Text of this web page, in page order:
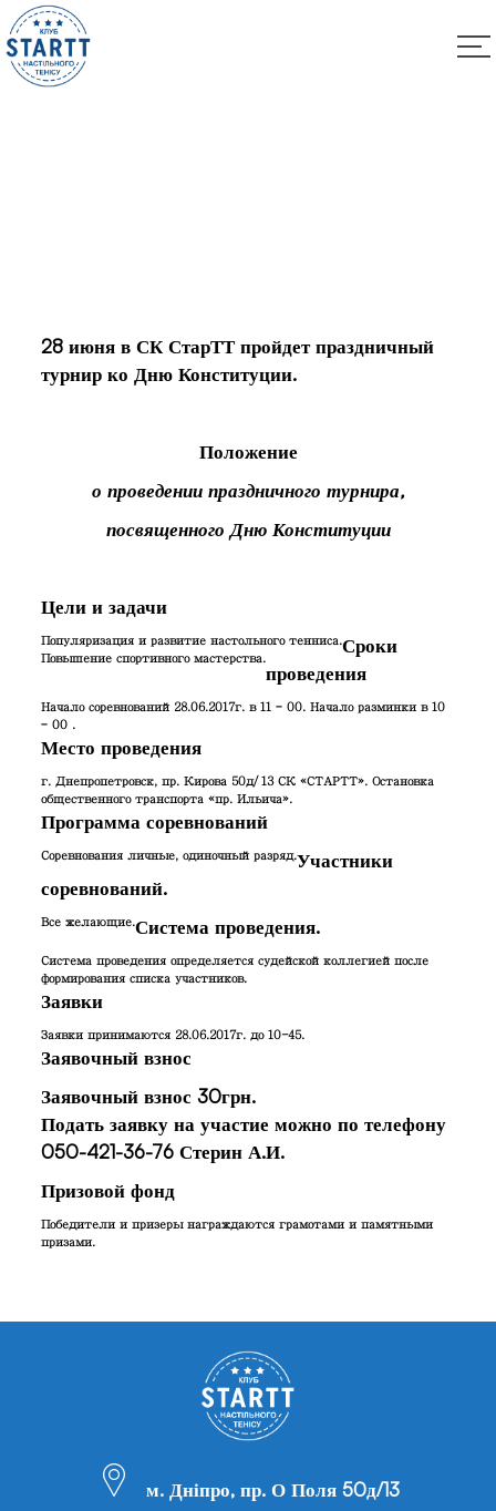
28 июня в СК СтарТТ пройдет праздничный
турнир ко Дню Конституции.
Положение
о проведении праздничного турнира,
посвященного Дню Конституции
Цели и задачи
Популяризация и развитие настольного тенниса.
Повышение спортивного мастерства.
Сроки
проведения
Начало соревнований 28.06.2017г. в 11 – 00. Начало разминки в 10
– 00 .
Место проведения
г. Днепропетровск, пр. Кирова 50д/13 СК «СТАРТТ». Остановка
общественного транспорта «пр. Ильича».
Программа соревнований
Соревнования личные, одиночный разряд.Участники
соревнований.
Все желающие.Система проведения.
Система проведения определяется судейской коллегией после
формирования списка участников.
Заявки
Заявки принимаются 28.06.2017г. до 10-45.
Заявочный взнос
Заявочный взнос 30грн.
Подать заявку на участие можно по телефону
050-421-36-76 Стерин А.И.
Призовой фонд
Победители и призеры награждаются грамотами и памятными
призами.
м. Дніпро, пр. О Поля 50д/13